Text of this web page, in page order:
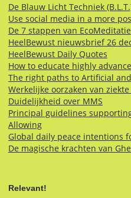
De Blauw Licht Techniek
Use social media in a more
De 7 stappen van EcoMeditatie
HeelBewust nieuwsbrief 26
HeelBewust Daily Quotes
How to educate highly
The right paths to Artificial
Werkelijke oorzaken van
Duidelijkheid over MMS
Principal guidelines
Allowing
Global daily peace intentions
De magische krachten van
Relevant!